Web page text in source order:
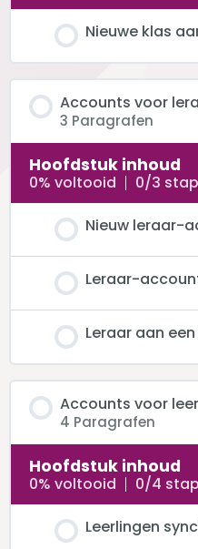
Nieuwe klas
Accounts voor
3 Paragrafen
Hoofdstuk inhoud
0% voltooid 0/3
Nieuw leraar-
Leraar-
Leraar aan
Accounts voor
4 Paragrafen
Hoofdstuk inhoud
0% voltooid 0/4
Leerlingen